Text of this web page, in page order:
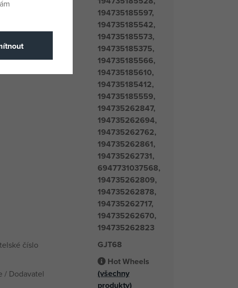
194735185597,
194735185542,
194735185573,
194735185375,
194735185566,
194735185610,
194735185412,
194735185559,
194735262847,
194735262694,
194735262762,
194735262861,
194735262731,
6947731037568,
194735262809,
194735262878,
194735262717,
194735262670,
194735262823
číslo GJT68
/ Dodavatel
Hot Wheels
(všechny
produkty)